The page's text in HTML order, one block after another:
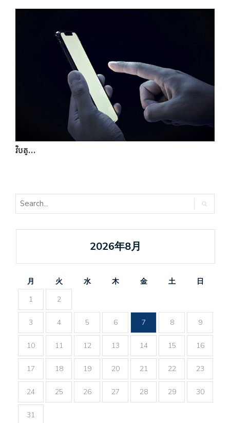
កន្លែ…
2026年8月
月 火 水 木 金 土
日
1
2
3 4 5 6 7 8 9
10 11 12 13 14 15 16
17 18 19 20 21 22 23
24 25 26 27 28 29 30
31